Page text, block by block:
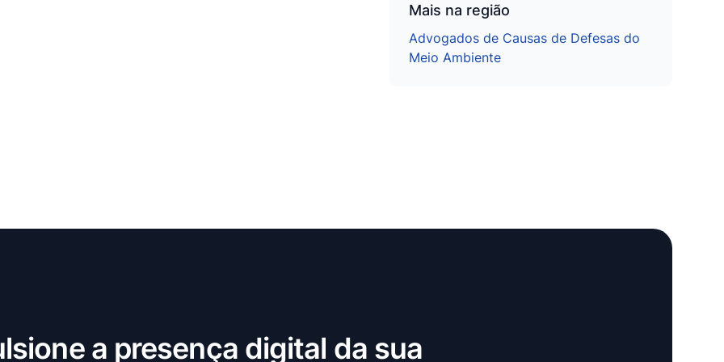
Mais na região
Advogados de Causas de Defesas do
Meio Ambiente
a presença digital da sua